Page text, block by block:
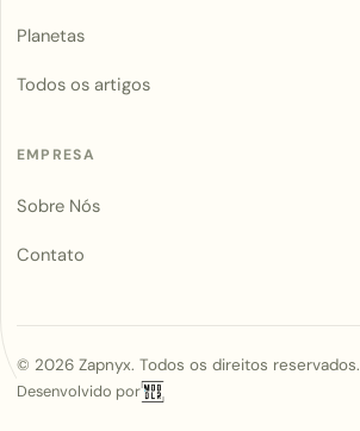
Planetas
Todos os artigos
EMPRESA
Sobre Nós
Contato
© 2026Zapnyx. Todos os direitos reservados.
Desenvolvido por